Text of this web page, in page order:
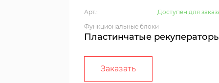
Арт.:
Доступен для
Функциональные блоки
Пластинчатые
Заказать